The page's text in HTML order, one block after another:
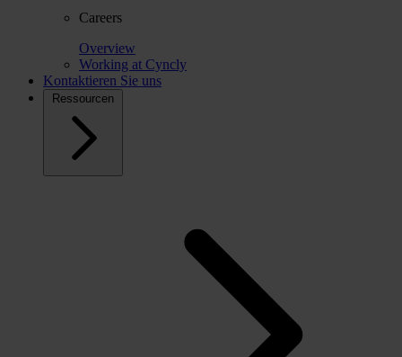
Careers
Overview
Working at Cyncly
Kontaktieren Sie uns
Ressourcen